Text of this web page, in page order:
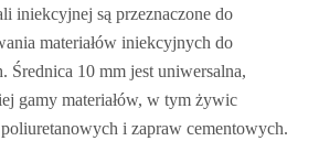
iniekcyjnej są przeznaczone do
materiałów iniekcyjnych do
Średnica 10 mm jest uniwersalna,
gamy materiałów, w tym żywic
i zapraw cementowych.